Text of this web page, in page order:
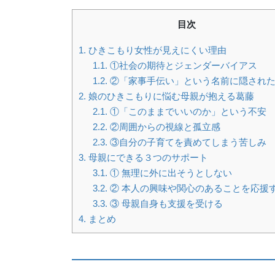
目次
1. ひきこもり女性が見えにくい理由
1.1. ①社会の期待とジェンダーバイアス
1.2. ②「家事手伝い」という名前に隠され
2. 娘のひきこもりに悩む母親が抱える葛藤
2.1. ①「このままでいいのか」という不安
2.2. ②周囲からの視線と孤立感
2.3. ③自分の子育てを責めてしまう苦しみ
3. 母親にできる３つのサポート
3.1. ① 無理に外に出そうとしない
3.2. ② 本人の興味や関心のあることを応援
3.3. ③ 母親自身も支援を受ける
4. まとめ